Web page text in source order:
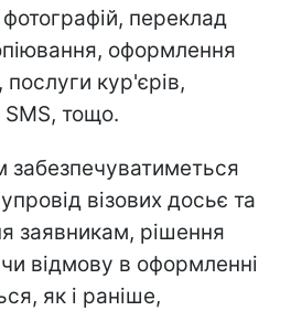
переклад
оформлення
кур'єрів,
тощо.
забезпечуватиметься
візових досьє та
заявникам, рішення
відмову в оформленні
як і раніше,